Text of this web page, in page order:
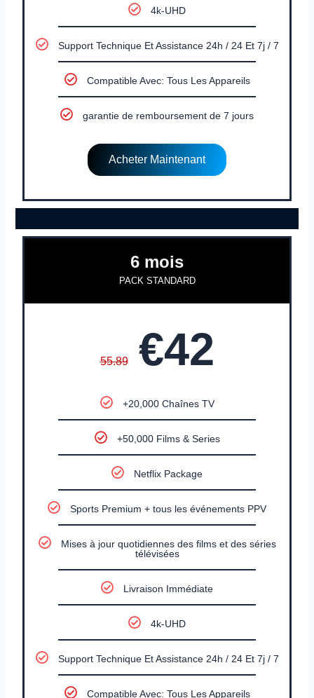
4k-UHD
Support Technique Et Assistance 24h / 24 Et 7j / 7
Compatible Avec: Tous Les Appareils
garantie de remboursement de 7 jours
Acheter Maintenant
6 mois
PACK STANDARD
55.89 €42
+20,000 Chaînes TV
+50,000 Films & Series
Netflix Package
Sports Premium + tous les événements PPV
Mises à jour quotidiennes des films et des séries
télévisées
Livraison Immédiate
4k-UHD
Support Technique Et Assistance 24h / 24 Et 7j / 7
Compatible Avec: Tous Les Appareils